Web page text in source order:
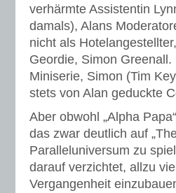
verhärmte Assistentin
damals), Alans
nicht als
Geordie, Simon
Miniserie, Simon (Tim
stets von Alan geduckte
Aber obwohl „Alpha
das zwar deutlich auf
Paralleluniversum zu
darauf verzichtet, allzu
Vergangenheit